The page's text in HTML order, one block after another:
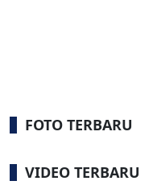
FOTO TERBARU
VIDEO TERBARU